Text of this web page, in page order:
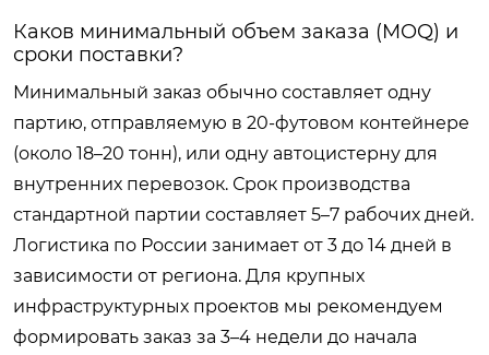
Каков минимальный объем заказа (MOQ) и
сроки поставки?
Минимальный заказ обычно составляет одну
партию, отправляемую в 20-футовом контейнере
(около 18–20 тонн), или одну автоцистерну для
внутренних перевозок. Срок производства
стандартной партии составляет 5–7 рабочих дней.
Логистика по России занимает от 3 до 14 дней в
зависимости от региона. Для крупных
инфраструктурных проектов мы рекомендуем
формировать заказ за 3–4 недели до начала